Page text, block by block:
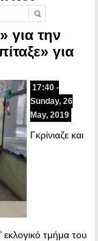
για την
για
17:40 -
Sunday, 26
May, 2019
Γκρίνιαζε και
τμήμα του